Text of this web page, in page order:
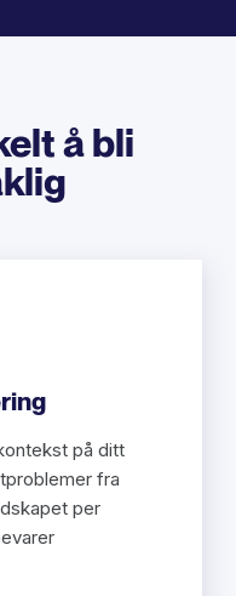
å bli
på ditt
fra
per